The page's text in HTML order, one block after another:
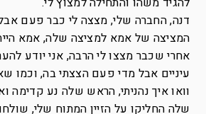
דנה, החברה שלי, מצצה לי כבר פעם
המציצה של אמא למציצה שלה, אמא
אחרי שכבר מצצו לי הרבה, אני יודע
עיניים אבל מדי פעם הצצתי בה, וכמו
וואו איך נהניתי, הראש שלה נע קדימה
שלה החליקו על הזיין המתוח שלי,